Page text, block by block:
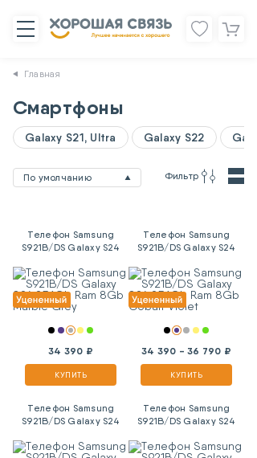
Главная
Смартфоны
Galaxy S21, Ultra Galaxy S22
По умолчанию Фильтр
Телефон Samsung
S921B/DS Galaxy S24
Grey
34 390 ₽
КУПИТЬ
Телефон Samsung
S921B/DS Galaxy S24
Violet
34 390 - 36 790 ₽
КУПИТЬ
Телефон Samsung
S921B/DS Galaxy S24
Black
Телефон Samsung
S921B/DS Galaxy S24
Yellow